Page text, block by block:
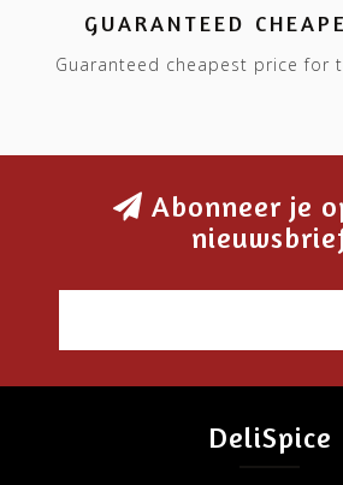
GUARANTEED
Guaranteed cheapest price for
Abonneer je
DeliSpice